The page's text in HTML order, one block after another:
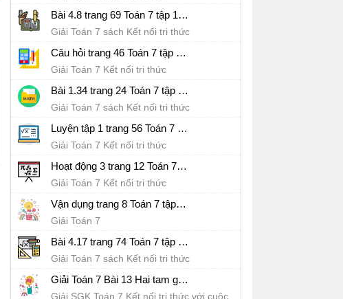
Bài 4.8 trang 69 Toán 7 tập 1 SGK Kết nối tri thức với cuộc sống
Giải Toán 7 sách Kết nối tri thức
Câu hỏi trang 46 Toán 7 tập 1 SGK Kết nối tri thức với cuộc sống
Giải Toán 7 Kết nối tri thức
Bài 1.34 trang 24 Toán 7 tập 1 SGK Kết nối tri thức với cuộc sống
Giải Toán 7 sách Kết nối tri thức
Luyện tập 1 trang 56 Toán 7 tập 1 SGK Kết nối tri thức với cuộc sống
Giải Toán 7 Kết nối tri thức
Hoạt động 3 trang 12 Toán 7 tập 1 SGK Kết nối tri thức với cuộc sống
Giải Toán 7 Kết nối tri thức
Vận dụng trang 8 Toán 7 tập 1 SGK Kết nối tri thức với cuộc sống
Giải Toán 7
Bài 4.17 trang 74 Toán 7 tập 1 SGK Kết nối tri thức với cuộc sống
Giải Toán 7 sách Kết nối tri thức
Giải Toán 7 Bài 13 Hai tam giác bằng nhau. Trường hợp bằng nhau thứ nhất của tam giác
Giải SGK Toán 7 Kết nối tri thức với cuộc